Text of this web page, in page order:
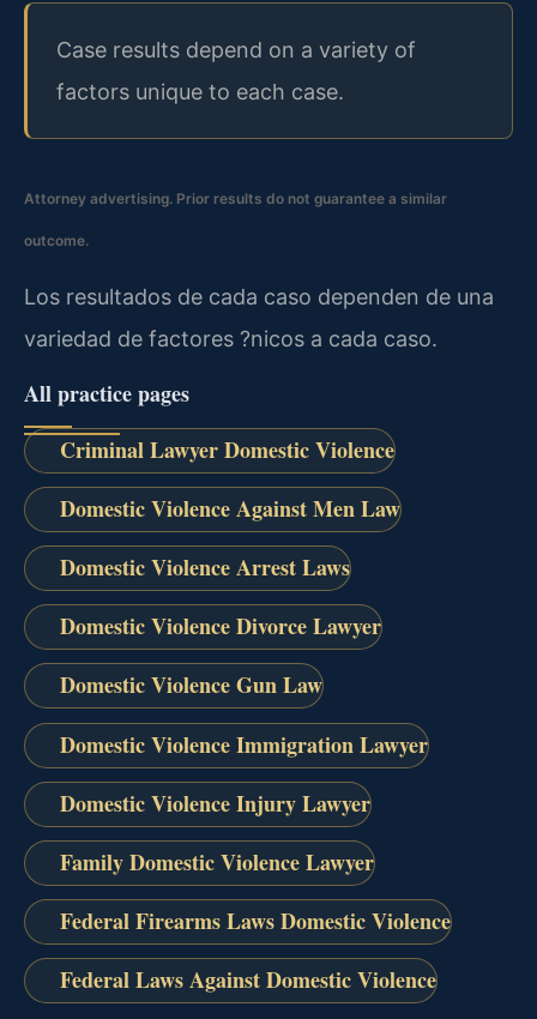
Case results depend on a variety of
factors unique to each case.
Attorney advertising. Prior results do not guarantee a similar
outcome.
Los resultados de cada caso dependen de una
variedad de factores ?nicos a cada caso.
All practice pages
Criminal Lawyer Domestic Violence
Domestic Violence Against Men Law
Domestic Violence Arrest Laws
Domestic Violence Divorce Lawyer
Domestic Violence Gun Law
Domestic Violence Immigration Lawyer
Domestic Violence Injury Lawyer
Family Domestic Violence Lawyer
Federal Firearms Laws Domestic Violence
Federal Laws Against Domestic Violence